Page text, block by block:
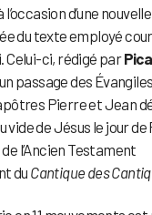
l’occasion d’une
du texte employé
Celui-ci, rédigé par
passage des
Pierre et Jean
vide de Jésus le jour de
l’Ancien Testament
duCantique des